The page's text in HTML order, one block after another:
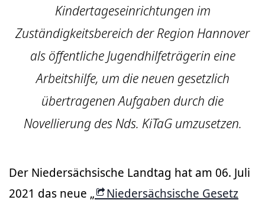
Kindertageseinrichtungen im
Zuständigkeitsbereich der Region Hannover
als öffentliche Jugendhilfeträgerin eine
Arbeitshilfe, um die neuen gesetzlich
übertragenen Aufgaben durch die
Novellierung des Nds. KiTaG umzusetzen.
Der Niedersächsische Landtag hat am 06. Juli
2021 das neue „
Niedersächsische Gesetz